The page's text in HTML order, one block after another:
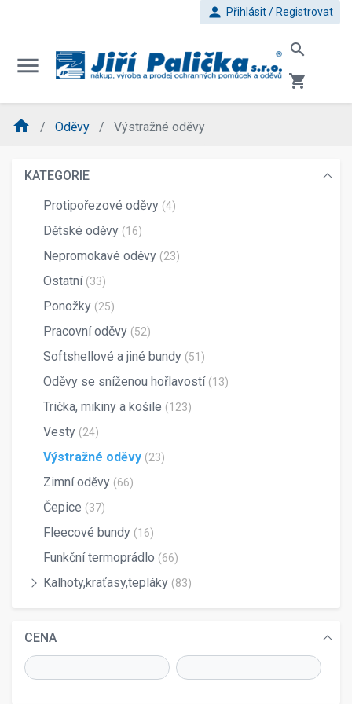
person Přihlásit / Registrovat
menu
search
shopping_cart
home Oděvy Výstražné oděvy
KATEGORIE
Protipořezové oděvy (4)
Dětské oděvy (16)
Nepromokavé oděvy (23)
Ostatní (33)
Ponožky (25)
Pracovní oděvy (52)
Softshellové a jiné bundy (51)
Oděvy se sníženou hořlavostí (13)
Trička, mikiny a košile (123)
Vesty (24)
Výstražné oděvy (23)
Zimní oděvy (66)
Čepice (37)
Fleecové bundy (16)
Funkční termoprádlo (66)
Kalhoty,kraťasy,tepláky (83)
CENA